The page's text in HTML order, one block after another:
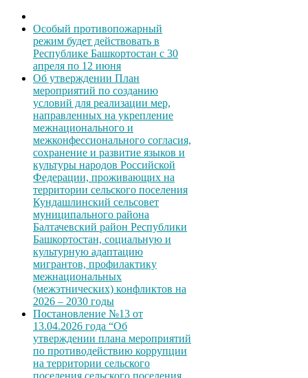
Особый противопожарный
режим будет действовать в
Республике Башкортостан с 30
апреля по 12 июня
Об утверждении План
мероприятий по созданию
условий для реализации мер,
направленных на укрепление
межнационального и
межконфессионального согласия,
сохранение и развитие языков и
культуры народов Российской
Федерации, проживающих на
территории сельского поселения
Кундашлинский сельсовет
муниципального района
Балтачевский район Республики
Башкортостан, социальную и
культурную адаптацию
мигрантов, профилактику
межнациональных
(межэтнических) конфликтов на
2026 – 2030 годы
Постановление №13 от
13.04.2026 года “Об
утверждении плана мероприятий
по противодействию коррупции
на территории сельского